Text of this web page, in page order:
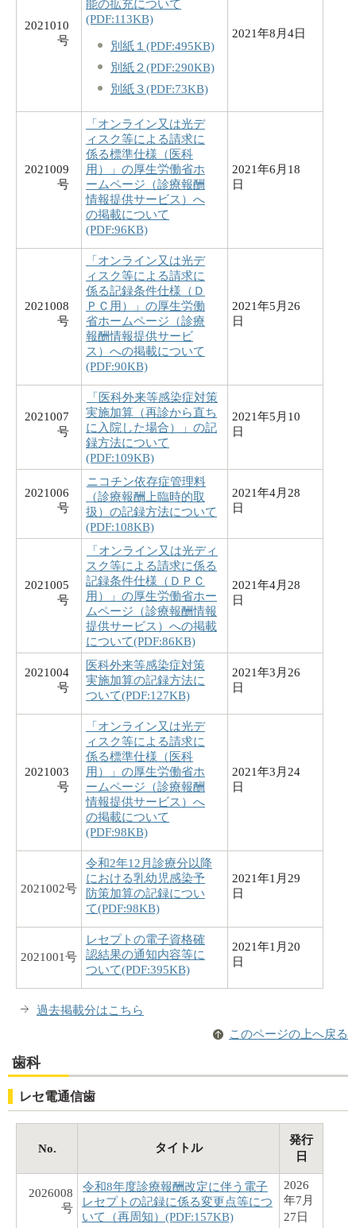
2021010
号
能の拡充について
(PDF:113KB)
別紙１(PDF:495KB)
別紙２(PDF:290KB)
別紙３(PDF:73KB)
2021年8月4日
2021009
号
「オンライン又は光デ
ィスク等による請求に
係る標準仕様（医科
用）」の厚生労働省ホ
ームページ（診療報酬
情報提供サービス）へ
の掲載について
(PDF:96KB)
2021年6月18
日
2021008
号
「オンライン又は光デ
ィスク等による請求に
係る記録条件仕様（Ｄ
ＰＣ用）」の厚生労働
省ホームページ（診療
報酬情報提供サービ
ス）への掲載について
(PDF:90KB)
2021年5月26
日
2021007
号
「医科外来等感染症対策
実施加算（再診から直ち
に入院した場合）」の記
録方法について
(PDF:109KB)
2021年5月10
日
2021006
号
ニコチン依存症管理料
（診療報酬上臨時的取
扱）の記録方法について
(PDF:108KB)
2021年4月28
日
2021005
号
「オンライン又は光ディ
スク等による請求に係る
記録条件仕様（ＤＰＣ
用）」の厚生労働省ホー
ムページ（診療報酬情報
提供サービス）への掲載
について(PDF:86KB)
2021年4月28
日
2021004
号
医科外来等感染症対策
実施加算の記録方法に
ついて(PDF:127KB)
2021年3月26
日
2021003
号
「オンライン又は光デ
ィスク等による請求に
係る標準仕様（医科
用）」の厚生労働省ホ
ームページ（診療報酬
情報提供サービス）へ
の掲載について
(PDF:98KB)
2021年3月24
日
2021002号
令和2年12月診療分以降
における乳幼児感染予
防策加算の記録につい
て(PDF:98KB)
2021年1月29
日
2021001号
レセプトの電子資格確
認結果の通知内容等に
ついて(PDF:395KB)
2021年1月20
日
過去掲載分はこちら
このページの上へ戻る
歯科
レセ電通信歯
No. タイトル
発行
日
2026008
号
令和8年度診療報酬改定に伴う電子
レセプトの記録に係る変更点等につ
いて（再周知）(PDF:157KB)
2026
年7月
27日